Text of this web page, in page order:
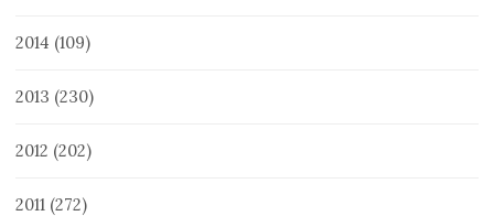
2014 (109)
2013 (230)
2012 (202)
2011 (272)